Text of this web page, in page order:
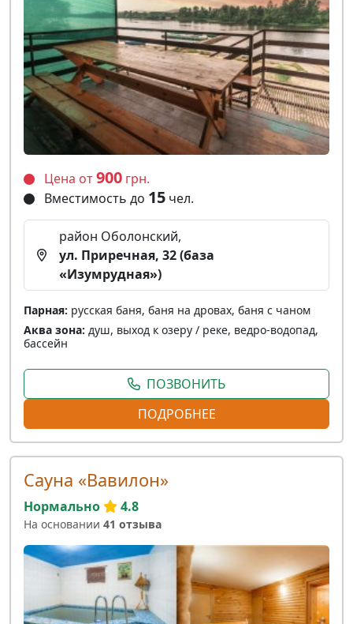
Цена от900 грн.
Вместимость до 15 чел.
район Оболонский,
ул. Приречная, 32 (база
«Изумрудная»)
Парная: русская баня, баня на дровах, баня с чаном
Аква зона: душ, выход к озеру / реке, ведро-водопад,
бассейн
ПОЗВОНИТЬ
ПОДРОБНЕЕ
Сауна «Вавилон»
Нормально 4.8
На основании 41 отзыва